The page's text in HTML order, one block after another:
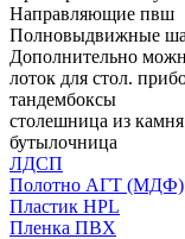
Направляющие пвш
Полновыдвижные
Дополнительно
лоток для стол.
тандембоксы
столешница из камня
бутылочница
ЛДСП
Полотно АГТ (МДФ)
Пластик HPL
Пленка ПВХ